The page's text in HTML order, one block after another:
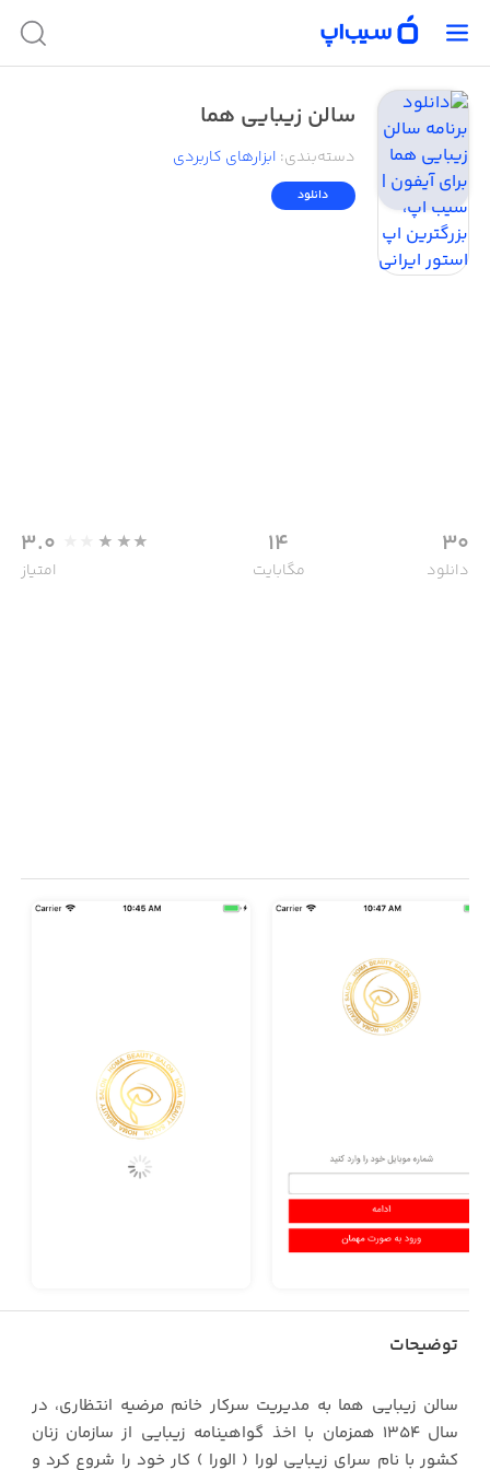
سالن زیبایی هما
دسته‌بندی: ابزار‌های کاربردی
دانلود
30
دانلود
14
مگابایت
3.0
امتیاز
توضیحات
سالن زیبایی هما به مدیریت سرکار خانم مرضیه انتظاری، در
سال 1354 همزمان با اخذ گواهینامه زیبایی از سازمان زنان
کشور با نام سرای زیبایی لورا ( الورا ) کار خود را شروع کرد و